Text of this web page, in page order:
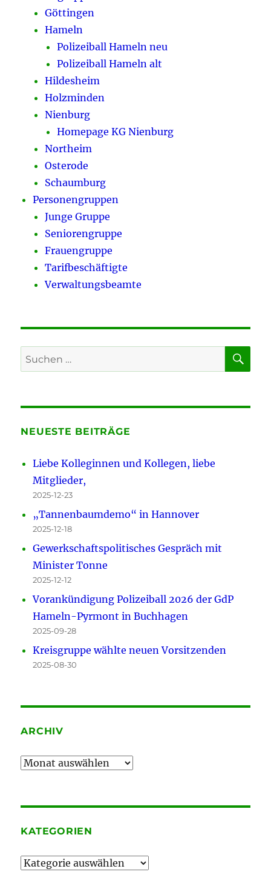
Göttingen
Hameln
Polizeiball Hameln neu
Polizeiball Hameln alt
Hildesheim
Holzminden
Nienburg
Homepage KG Nienburg
Northeim
Osterode
Schaumburg
Personengruppen
Junge Gruppe
Seniorengruppe
Frauengruppe
Tarifbeschäftigte
Verwaltungsbeamte
Suchen
nach:
NEUESTE BEITRÄGE
Liebe Kolleginnen und Kollegen, liebe
Mitglieder,
2025-12-23
„Tannenbaumdemo“ in Hannover
2025-12-18
Gewerkschaftspolitisches Gespräch mit
Minister Tonne
2025-12-12
Vorankündigung Polizeiball 2026 der GdP
Hameln-Pyrmont in Buchhagen
2025-09-28
Kreisgruppe wählte neuen Vorsitzenden
2025-08-30
ARCHIV
Archiv
KATEGORIEN
Kategorien